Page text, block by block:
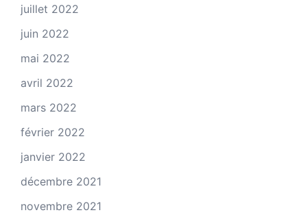
juillet 2022
juin 2022
mai 2022
avril 2022
mars 2022
février 2022
janvier 2022
décembre 2021
novembre 2021